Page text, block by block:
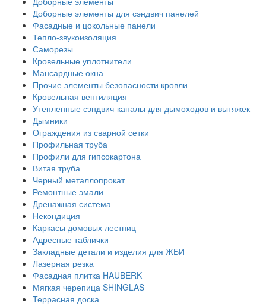
Доборные элементы для сэндвич панелей
Фасадные и цокольные панели
Тепло-звукоизоляция
Саморезы
Кровельные уплотнители
Мансардные окна
Прочие элементы безопасности кровли
Кровельная вентиляция
Утепленные сэндвич-каналы для дымоходов и вытяжек
Дымники
Ограждения из сварной сетки
Профильная труба
Профили для гипсокартона
Витая труба
Черный металлопрокат
Ремонтные эмали
Дренажная система
Некондиция
Каркасы домовых лестниц
Адресные таблички
Закладные детали и изделия для ЖБИ
Лазерная резка
Фасадная плитка HAUBERK
Мягкая черепица SHINGLAS
Террасная доска